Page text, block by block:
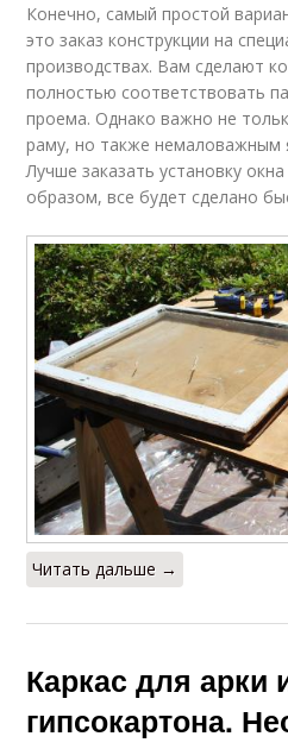
Конечно, самый простой
это заказ конструкции на
производствах. Вам сделают
полностью соответствовать
проема. Однако важно не
раму, но также немаловажным
Лучше заказать установку
образом, все будет сделано
Читать дальше →
Каркас для арки
гипсокартона.